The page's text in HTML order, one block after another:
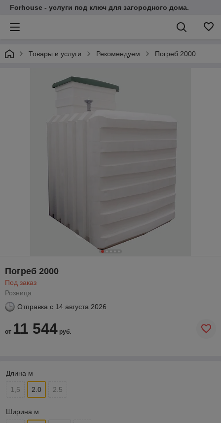
Forhouse - услуги под ключ для загородного дома.
Товары и услуги Рекомендуем Погреб 2000
Погреб 2000
Под заказ
Розница
Отправка с 14 августа 2026
от 11 544 руб.
Длина м
1,5 2.0 2.5
Ширина м